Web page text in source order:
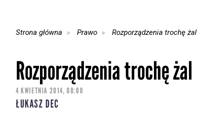
Strona główna Prawo Rozporządzenia trochę żal
Rozporządzenia trochę żal
4 KWIETNIA 2014, 08:00
ŁUKASZ DEC